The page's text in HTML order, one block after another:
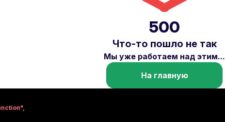
500
Что-то пошло не так
Мы уже работаем над этим...
На главную